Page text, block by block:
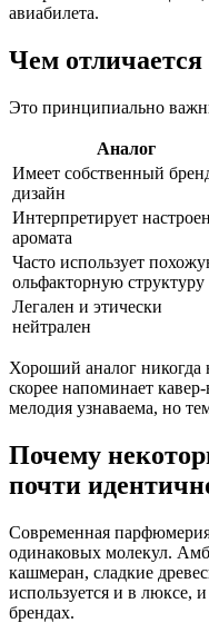
авиабилета.
Чем отличается
Это принципиально
Аналог
Имеет собственный
дизайн
Интерпретирует
аромата
Часто использует
ольфакторную структуру
Легален и этически
нейтрален
Хороший аналог никогда
скорее напоминает
мелодия узнаваема, но
Почему
почти
Современная
одинаковых молекул.
кашмеран, сладкие
используется и в люксе,
брендах.